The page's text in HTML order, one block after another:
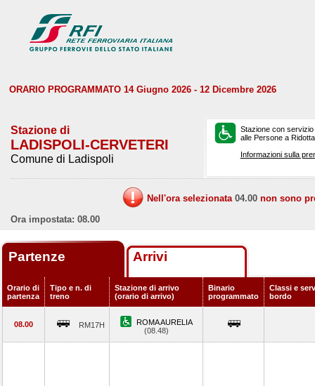
ORARIO PROGRAMMATO 14 Giugno 2026 - 12 Dicembre 2026
Stazione di
LADISPOLI-CERVETERI
Comune di Ladispoli
Stazione con
alle Persone a
Informazioni sulla
Nell'ora selezionata 04.00 non sono
Ora impostata: 08.00
Partenze Arrivi
Orario di
partenza
Tipo e n. di
treno
Stazione di arrivo
(orario di arrivo)
Binario
programmato
Classi e
bordo
08.00 RM17H
ROMA AURELIA
(08.48)